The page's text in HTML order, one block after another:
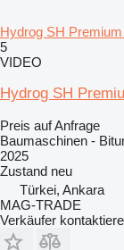
Hydrog SH
5
VIDEO
Hydrog SH
Preis auf Anfrage
Baumaschinen -
2025
Zustand neu
Türkei, Ankara
MAG-TRADE
Verkäufer